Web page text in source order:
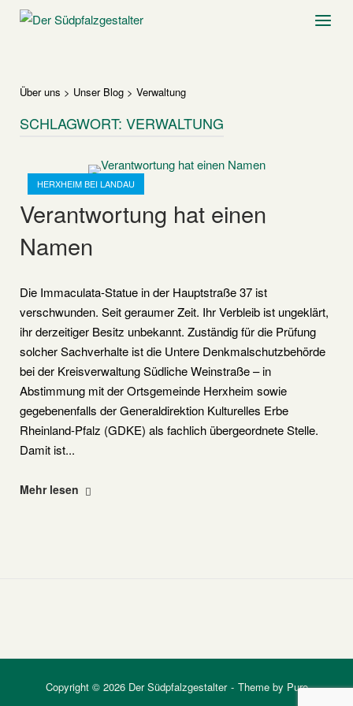
SkipHome Menu
Über uns > Unser Blog > Verwaltung
SCHLAGWORT: VERWALTUNG
HERXHEIM BEI LANDAU
Open post
Verantwortung hat einen
Namen
Die Immaculata-Statue in der Hauptstraße 37 ist
verschwunden. Seit geraumer Zeit. Ihr Verbleib ist ungeklärt,
ihr derzeitiger Besitz unbekannt. Zuständig für die Prüfung
solcher Sachverhalte ist die Untere Denkmalschutzbehörde
bei der Kreisverwaltung Südliche Weinstraße – in
Abstimmung mit der Ortsgemeinde Herxheim sowie
gegebenenfalls der Generaldirektion Kulturelles Erbe
Rheinland-Pfalz (GDKE) als fachlich übergeordnete Stelle.
Damit ist...
"Verantwortung
Mehr lesen
Copyright © 2026 Der Südpfalzgestalter Theme by Puro